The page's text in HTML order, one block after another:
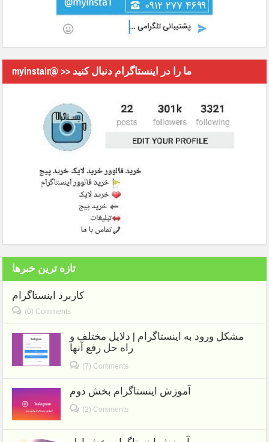
myinstair@ >> ما را در اینستاگرام دنبال کنید
تازه ترین خبرها
کاربرد اینستاگرام
(0) Comments
مشکل ورود به اینستاگرام | دلایل مختلف و
راه حل رفع آنها
(7) Comments
آموزش اینستاگرام بخش دوم
(2) Comments